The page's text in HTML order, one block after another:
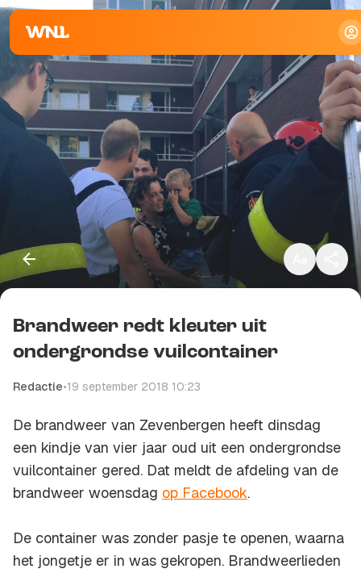
Klein
Standaard
Groot
Kopieer link
Brandweer redt kleuter uit
ondergrondse vuilcontainer
Redactie•19 september 2018 10:23
De brandweer van Zevenbergen heeft dinsdag
een kindje van vier jaar oud uit een ondergrondse
vuilcontainer gered. Dat meldt de afdeling van de
brandweer woensdag op Facebook.
De container was zonder pasje te openen, waarna
het jongetje er in was gekropen. Brandweerlieden